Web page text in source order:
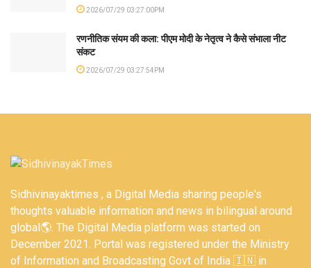
2026/07/29 03:27:00PM
रणनीतिक संयम की कला: पीएम मोदी के नेतृत्व ने कैसे संभाला नीट
संकट
2026/07/29 03:27:54PM
Sidhivinayaktimes , a Digital Media sharing people's
thoughts valuable information and news in bilingual around
global🌎. The Digital Media platform was started on
December 2021. Portal was registered under the Ministry
of Information and Broadcasting Govt of India 🇮🇳 in